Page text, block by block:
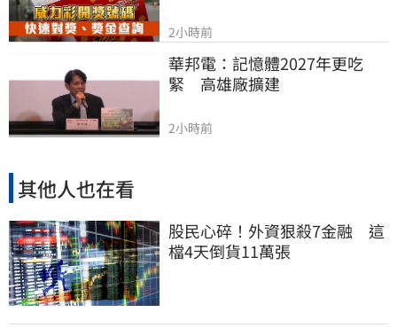
2小時前
華邦電：記憶體2027年更吃
緊　高雄廠擴建
2小時前
其他人也在看
股民心碎！外資狠殺7金融 這
檔4天倒貨11萬張